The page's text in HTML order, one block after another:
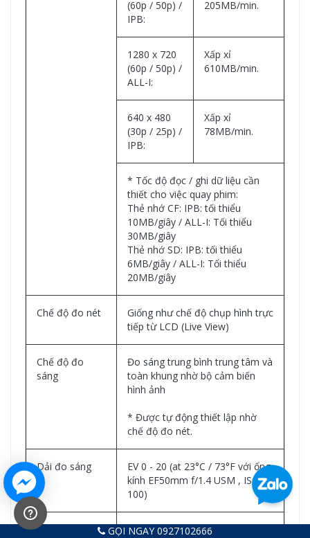
(60p / 50p) /
IPB:
205MB/min.
1280 x 720
(60p / 50p) /
ALL-I:
Xấp xỉ
610MB/min.
640 x 480
(30p / 25p) /
IPB:
Xấp xỉ
78MB/min.
* Tốc độ đọc / ghi dữ liệu cần
thiết cho việc quay phim:
Thẻ nhớ CF: IPB: tối thiểu
10MB/giây / ALL-I: Tối thiểu
30MB/giây
Thẻ nhớ SD: IPB: tối thiểu
6MB/giây / ALL-I: Tối thiểu
20MB/giây
Chế độ đo nét
Giống như chế độ chụp hình trực
tiếp từ LCD (Live View)
Chế độ đo
sáng
Đo sáng trung bình trung tâm và
toàn khung nhờ bộ cảm biến
hình ảnh
* Được tự động thiết lập nhờ
chế độ đo nét.
Dải đo sáng
EV 0 - 20 (at 23°C / 73°F với ống
kính EF50mm f/1.4 USM , ISO
100)
Điều chỉnh đo
1. Tự động
GỌI NGAY 0927102666